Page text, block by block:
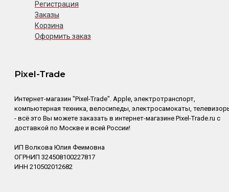
Регистрация
Заказы
Корзина
Оформить заказ
Pixel-Trade
Интернет-магазин "Pixel-Trade". Apple, электротранспорт,
компьютерная техника, велосипеды, электросамокаты,
- всё это Вы можете заказать в интернет-магазине Pixel-Trade.ru с
доставкой по Москве и всей России!
ИП Волкова Юлия Феимовна
ОГРНИП 324508100227817
ИНН 210502012682